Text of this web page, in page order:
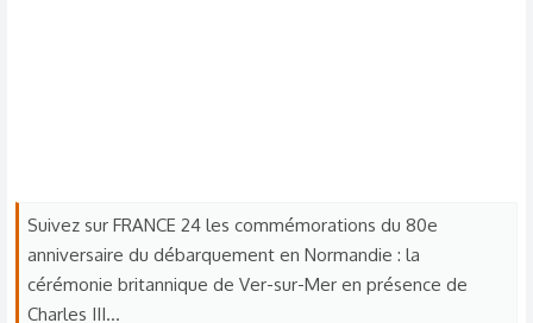
Suivez sur FRANCE 24 les commémorations du 80e
anniversaire du débarquement en Normandie : la
cérémonie britannique de Ver-sur-Mer en présence de
Charles III...